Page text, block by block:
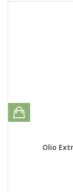
Olio